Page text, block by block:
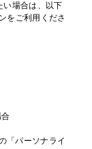
い場合は、以下
をご利用くださ
「パーソナライ